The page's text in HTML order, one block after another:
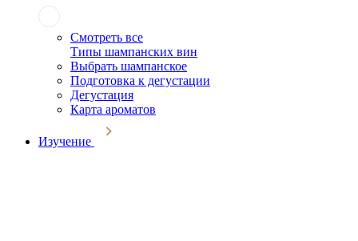
Смотреть все
Типы шампанских вин
Выбрать шампанское
Подготовка к дегустации
Дегустация
Карта ароматов
Изучение